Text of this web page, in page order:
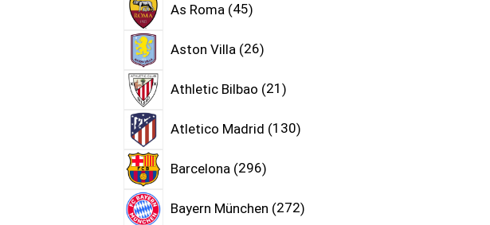
As Roma 45
Aston Villa 26
Athletic Bilbao 21
Atletico Madrid 130
Barcelona 296
Bayern München 272